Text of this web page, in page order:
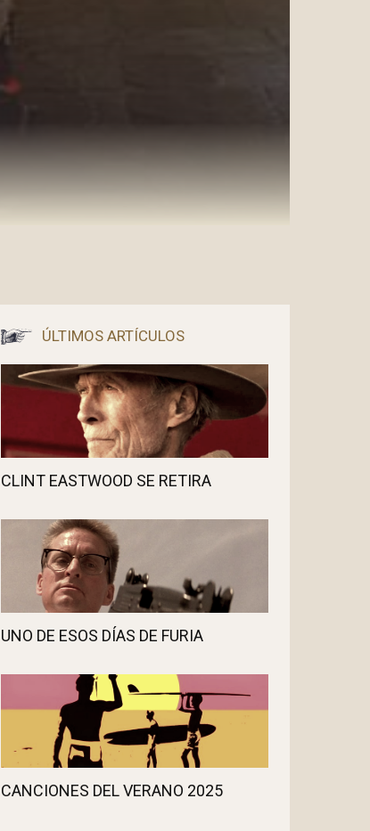
ÚLTIMOS ARTÍCULOS
CLINT EASTWOOD SE RETIRA
UNO DE ESOS DÍAS DE FURIA
CANCIONES DEL VERANO 2025